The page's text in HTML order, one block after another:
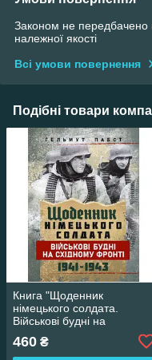
Законом не передбачено
належної якості
Всі умови повернення
Подібні товари
Книга "Щоденник
німецького солдата.
Військові будні на
Східному фронті. 1941 —
1943"
460 ₴